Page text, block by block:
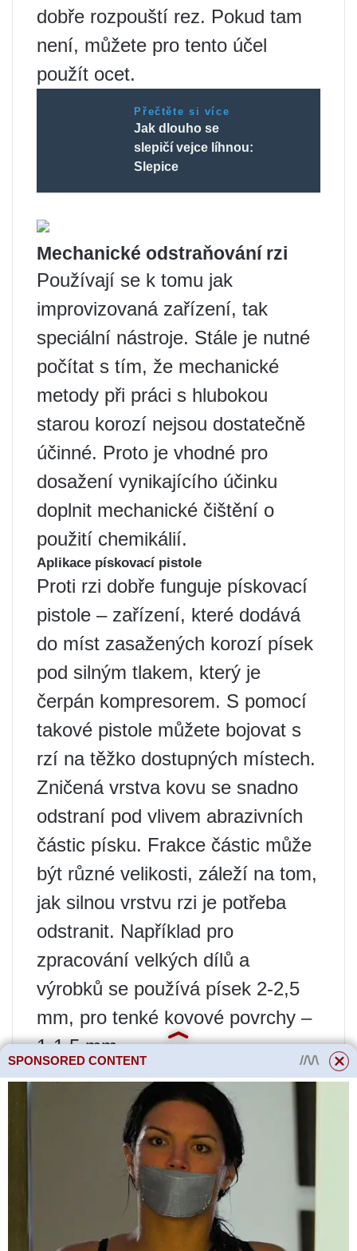
dobře rozpouští rez. Pokud tam
není, můžete pro tento účel
použít ocet.
Přečtěte si více
Jak dlouho se
slepičí vejce líhnou:
Slepice
Mechanické odstraňování rzi
Používají se k tomu jak
improvizovaná zařízení, tak
speciální nástroje. Stále je nutné
počítat s tím, že mechanické
metody při práci s hlubokou
starou korozí nejsou dostatečně
účinné. Proto je vhodné pro
dosažení vynikajícího účinku
doplnit mechanické čištění o
použití chemikálií.
Aplikace pískovací pistole
Proti rzi dobře funguje pískovací
pistole – zařízení, které dodává
do míst zasažených korozí písek
pod silným tlakem, který je
čerpán kompresorem. S pomocí
takové pistole můžete bojovat s
rzí na těžko dostupných místech.
Zničená vrstva kovu se snadno
odstraní pod vlivem abrazivních
částic písku. Frakce částic může
být různé velikosti, záleží na tom,
jak silnou vrstvu rzi je potřeba
odstranit. Například pro
zpracování velkých dílů a
výrobků se používá písek 2-2,5
mm, pro tenké kovové povrchy –
1-1,5 mm.
SPONSORED CONTENT